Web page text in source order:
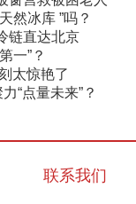
然冰库 ”吗？
链直达北京
一”？
太惊艳了
“点量未来”？
联系我们